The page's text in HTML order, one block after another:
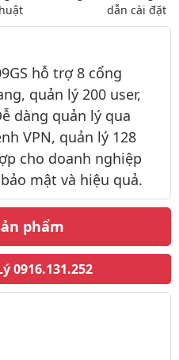
dẫn cài đặt
hỗ trợ 8 cổng
quản lý 200 user,
dàng quản lý qua
VPN, quản lý 128
cho doanh nghiệp
mật và hiệu quả.
phẩm
0916.131.252